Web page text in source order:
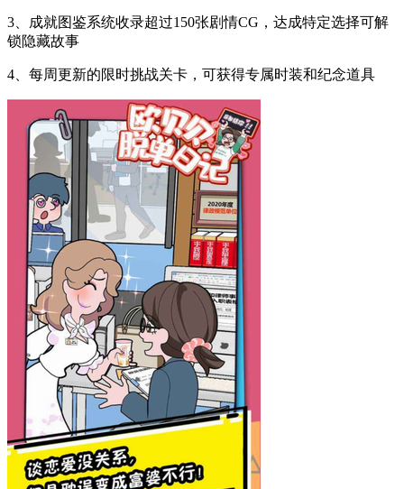
3、成就图鉴系统收录超过150张剧情CG，达成特定选择可解
锁隐藏故事
4、每周更新的限时挑战关卡，可获得专属时装和纪念道具